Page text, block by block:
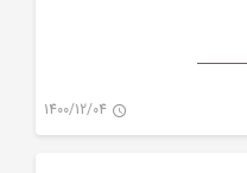
1400/12/04
تنباکو